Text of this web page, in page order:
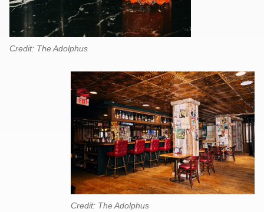
Credit: The Adolphus
Credit: The Adolphus